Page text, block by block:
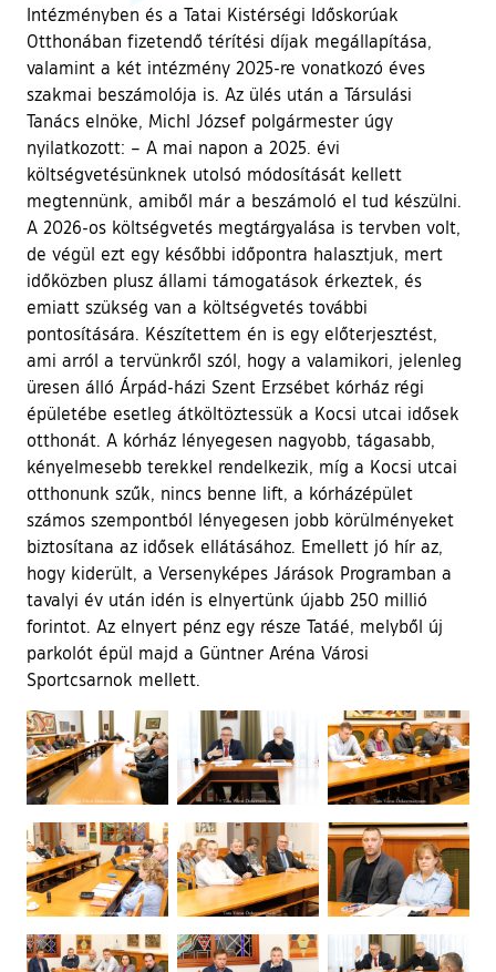
Intézményben és a Tatai Kistérségi Időskorúak
Otthonában fizetendő térítési díjak megállapítása,
valamint a két intézmény 2025-re vonatkozó éves
szakmai beszámolója is. Az ülés után a Társulási
Tanács elnöke, Michl József polgármester úgy
nyilatkozott: – A mai napon a 2025. évi
költségvetésünknek utolsó módosítását kellett
megtennünk, amiből már a beszámoló el tud készülni.
A 2026-os költségvetés megtárgyalása is tervben volt,
de végül ezt egy későbbi időpontra halasztjuk, mert
időközben plusz állami támogatások érkeztek, és
emiatt szükség van a költségvetés további
pontosítására. Készítettem én is egy előterjesztést,
ami arról a tervünkről szól, hogy a valamikori, jelenleg
üresen álló Árpád-házi Szent Erzsébet kórház régi
épületébe esetleg átköltöztessük a Kocsi utcai idősek
otthonát. A kórház lényegesen nagyobb, tágasabb,
kényelmesebb terekkel rendelkezik, míg a Kocsi utcai
otthonunk szűk, nincs benne lift, a kórházépület
számos szempontból lényegesen jobb körülményeket
biztosítana az idősek ellátásához. Emellett jó hír az,
hogy kiderült, a Versenyképes Járások Programban a
tavalyi év után idén is elnyertünk újabb 250 millió
forintot. Az elnyert pénz egy része Tatáé, melyből új
parkolót épül majd a Güntner Aréna Városi
Sportcsarnok mellett.
Ugrás a galéria utánra